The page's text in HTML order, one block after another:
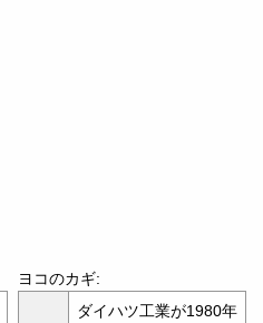
ヨコのカギ:
ダイハツ工業が1980年